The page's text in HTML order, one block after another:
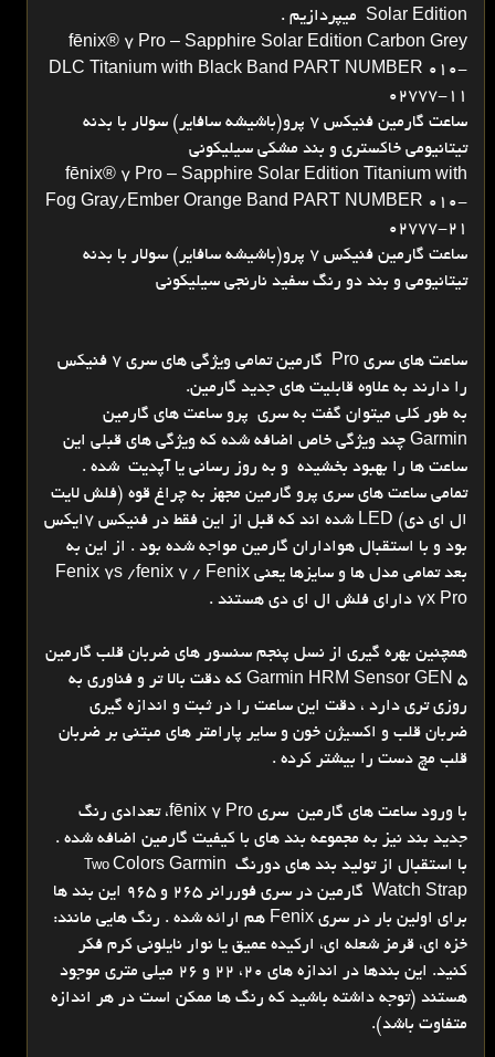
Solar Edition میپردازیم .
fēnix® 7 Pro – Sapphire Solar Edition Carbon Grey
DLC Titanium with Black Band PART NUMBER 010-
02777-11
ساعت گارمین فنیکس 7 پرو(باشیشه سافایر) سولار با بدنه
تیتانیومی خاکستری و بند مشکی سیلیکونی
fēnix® 7 Pro – Sapphire Solar Edition Titanium with
Fog Gray/Ember Orange Band PART NUMBER 010-
02777-21
ساعت گارمین فنیکس 7 پرو(باشیشه سافایر) سولار با بدنه
تیتانیومی و بند دو رنگ سفید نارنجی سیلیکونی
ساعت های سری Pro گارمین تمامی ویژگی های سری 7 فنیکس
را دارند به علاوه قابلیت های جدید گارمین.
به طور کلی میتوان گفت به سری پرو ساعت های گارمین
Garmin چند ویژگی خاص اضافه شده که ویژگی های قبلی این
ساعت ها را بهبود بخشیده و به روز رسانی یا آپدیت شده .
تمامی ساعت های سری پرو گارمین مجهز به چراغ قوه (فلش لایت
ال ای دی) LED شده اند که قبل از این فقط در فنیکس 7ایکس
بود و با استقبال هواداران گارمین مواجه شده بود . از این به
بعد تمامی مدل ها و سایزها یعنی Fenix 7s /fenix 7 / Fenix
7x Pro دارای فلش ال ای دی هستند .
همچنین بهره گیری از نسل پنجم سنسور های ضربان قلب گارمین
Garmin HRM Sensor GEN 5 که دقت بالا تر و فناوری به
روزی تری دارد ، دقت این ساعت را در ثبت و اندازه گیری
ضربان قلب و اکسیژن خون و سایر پارامتر های مبتنی بر ضربان
قلب مچ دست را بیشتر کرده .
با ورود ساعت های گارمین سری fēnix 7 Pro، تعدادی رنگ
جدید بند نیز به مجموعه بند های با کیفیت گارمین اضافه شده .
با استقبال از تولید بند های دورنگ
Two Colors Garmin
Watch Strap گارمین در سری فوررانر 265 و 965 این بند ها
برای اولین بار در سری Fenix هم ارائه شده . رنگ هایی مانند:
خزه ای، قرمز شعله ای، ارکیده عمیق یا نوار نایلونی کرم فکر
کنید. این بندها در اندازه های 20، 22 و 26 میلی متری موجود
هستند (توجه داشته باشید که رنگ ها ممکن است در هر اندازه
متفاوت باشد).